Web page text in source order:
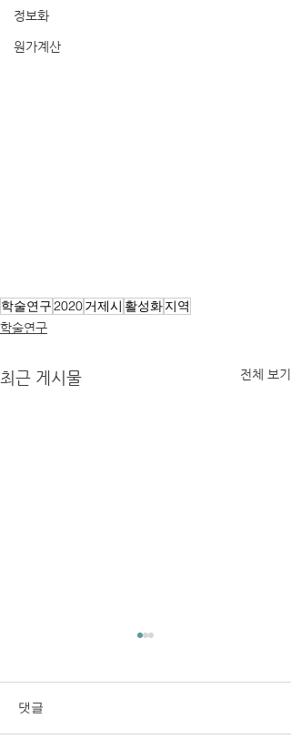
정보화
원가계산
학술연구2020거제시 활성화지역
학술연구
최근 게시물 전체 보기
댓글